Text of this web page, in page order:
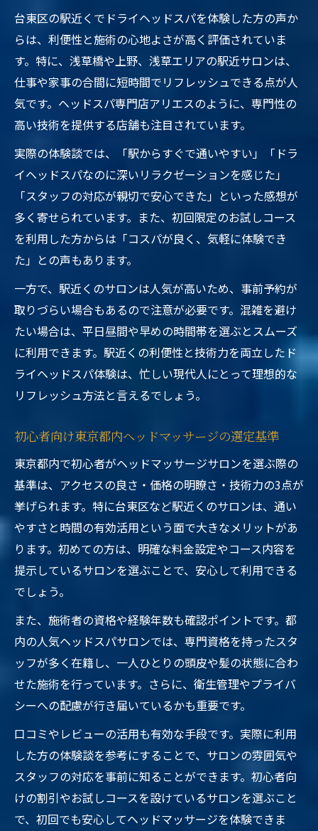
台東区の駅近くでドライヘッドスパを体験した方の声か
らは、利便性と施術の心地よさが高く評価されていま
す。特に、浅草橋や上野、浅草エリアの駅近サロンは、
仕事や家事の合間に短時間でリフレッシュできる点が人
気です。ヘッドスパ専門店アリエスのように、専門性の
高い技術を提供する店舗も注目されています。
実際の体験談では、「駅からすぐで通いやすい」「ドラ
イヘッドスパなのに深いリラクゼーションを感じた」
「スタッフの対応が親切で安心できた」といった感想が
多く寄せられています。また、初回限定のお試しコース
を利用した方からは「コスパが良く、気軽に体験でき
た」との声もあります。
一方で、駅近くのサロンは人気が高いため、事前予約が
取りづらい場合もあるので注意が必要です。混雑を避け
たい場合は、平日昼間や早めの時間帯を選ぶとスムーズ
に利用できます。駅近くの利便性と技術力を両立したド
ライヘッドスパ体験は、忙しい現代人にとって理想的な
リフレッシュ方法と言えるでしょう。
初心者向け東京都内ヘッドマッサージの選定基準
東京都内で初心者がヘッドマッサージサロンを選ぶ際の
基準は、アクセスの良さ・価格の明瞭さ・技術力の3点が
挙げられます。特に台東区など駅近くのサロンは、通い
やすさと時間の有効活用という面で大きなメリットがあ
ります。初めての方は、明確な料金設定やコース内容を
提示しているサロンを選ぶことで、安心して利用できる
でしょう。
また、施術者の資格や経験年数も確認ポイントです。都
内の人気ヘッドスパサロンでは、専門資格を持ったスタ
ッフが多く在籍し、一人ひとりの頭皮や髪の状態に合わ
せた施術を行っています。さらに、衛生管理やプライバ
シーへの配慮が行き届いているかも重要です。
口コミやレビューの活用も有効な手段です。実際に利用
した方の体験談を参考にすることで、サロンの雰囲気や
スタッフの対応を事前に知ることができます。初心者向
けの割引やお試しコースを設けているサロンを選ぶこと
で、初回でも安心してヘッドマッサージを体験できま